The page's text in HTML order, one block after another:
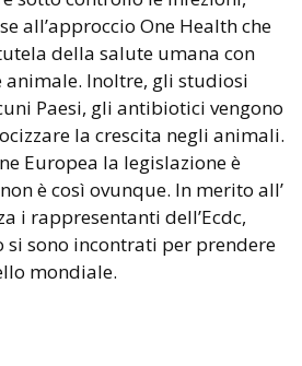
all’approccio One Health che
della salute umana con
Inoltre, gli studiosi
Paesi, gli antibiotici vengono
la crescita negli animali.
Europea la legislazione è
è così ovunque. In merito all’
i rappresentanti dell’Ecdc,
si sono incontrati per prendere
mondiale.